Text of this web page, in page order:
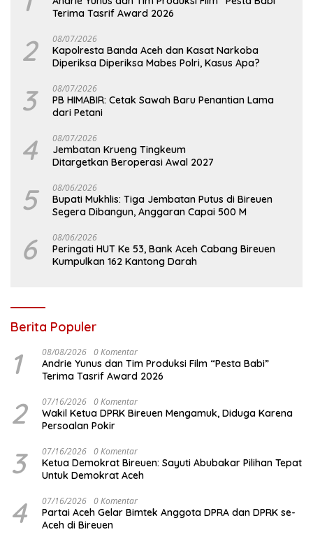
Terima Tasrif Award 2026
2 08/07/2026
Kapolresta Banda Aceh dan Kasat Narkoba
Diperiksa Diperiksa Mabes Polri, Kasus Apa?
3 08/07/2026
PB HIMABIR: Cetak Sawah Baru Penantian Lama
dari Petani
4 08/07/2026
Jembatan Krueng Tingkeum
Ditargetkan Beroperasi Awal 2027
5 08/06/2026
Bupati Mukhlis: Tiga Jembatan Putus di Bireuen
Segera Dibangun, Anggaran Capai 500 M
6 08/06/2026
Peringati HUT Ke 53, Bank Aceh Cabang Bireuen
Kumpulkan 162 Kantong Darah
Berita Populer
1 08/08/2026 0 Komentar
Andrie Yunus dan Tim Produksi Film “Pesta Babi”
Terima Tasrif Award 2026
2 07/16/2026 0 Komentar
Wakil Ketua DPRK Bireuen Mengamuk, Diduga Karena
Persoalan Pokir
3 07/16/2026 0 Komentar
Ketua Demokrat Bireuen: Sayuti Abubakar Pilihan Tepat
Untuk Demokrat Aceh
4 07/16/2026 0 Komentar
Partai Aceh Gelar Bimtek Anggota DPRA dan DPRK se-
Aceh di Bireuen